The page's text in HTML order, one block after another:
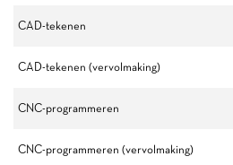
CAD-tekenen
CAD-tekenen (vervolmaking)
CNC-programmeren
CNC-programmeren (vervolmaking)